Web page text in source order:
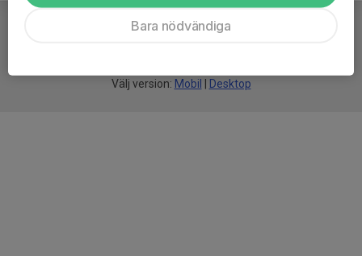
Välj version: Mobil Desktop
Bara nödvändiga